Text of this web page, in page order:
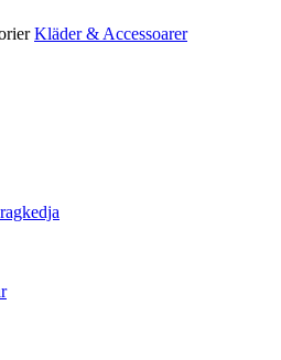
Kläder & Accessoarer